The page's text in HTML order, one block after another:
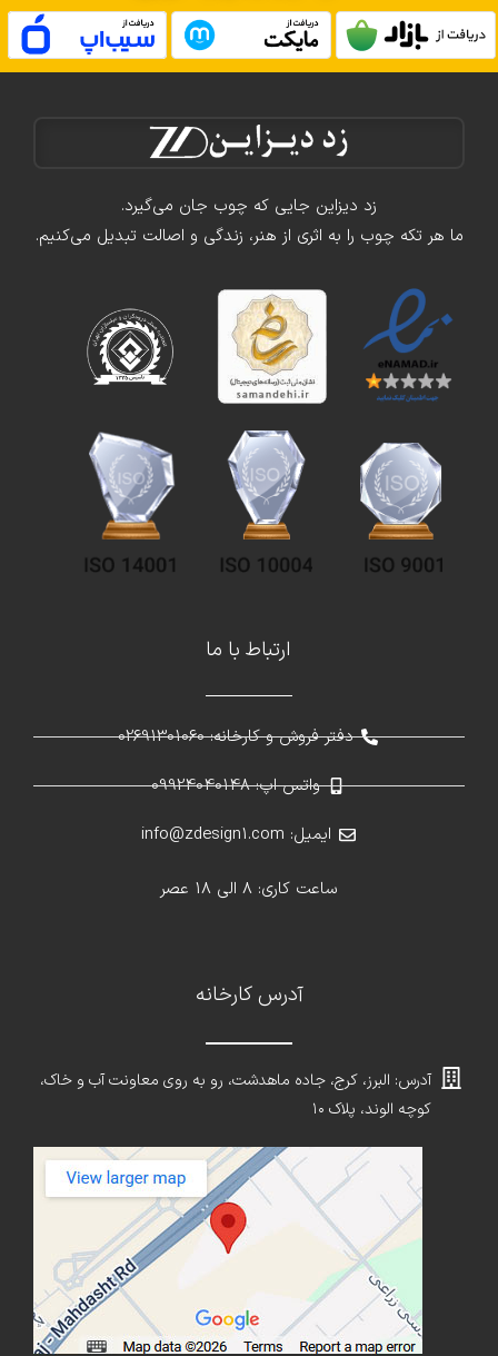
زد دیزاین جایی که چوب جان می‌گیرد.
ما هر تکه چوب را به اثری از هنر، زندگی و اصالت تبدیل می‌کنیم.
ارتباط با ما
دفتر فروش و کارخانه: 02691301060
واتس اپ: 09924040148
ایمیل: info@zdesign1.com
ساعت کاری: 8 الی 18 عصر
آدرس کارخانه
آدرس: البرز، کرج، جاده ماهدشت، رو به روی معاونت آب و خاک،
کوچه الوند، پلاک ۱۰